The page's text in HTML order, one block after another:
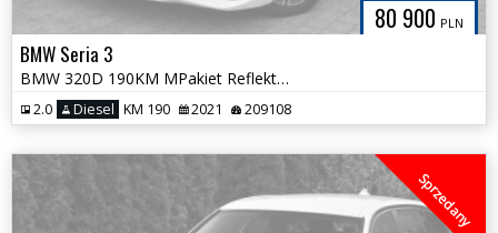
80 900 PLN
BMW Seria 3
BMW 320D 190KM MPakiet Reflektory Skrętne HiFi Kamera 100%Bezwypadkowa
2.0 Diesel KM 190 2021 209108
Sprzedany